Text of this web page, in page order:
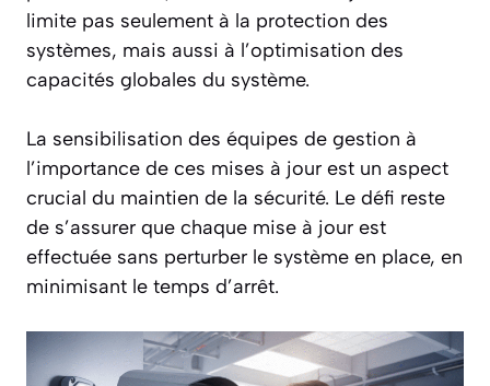
limite pas seulement à la protection des
systèmes, mais aussi à l’optimisation des
capacités globales du système.
La sensibilisation des équipes de gestion à
l’importance de ces mises à jour est un aspect
crucial du maintien de la sécurité. Le défi reste
de s’assurer que chaque mise à jour est
effectuée sans perturber le système en place, en
minimisant le temps d’arrêt.